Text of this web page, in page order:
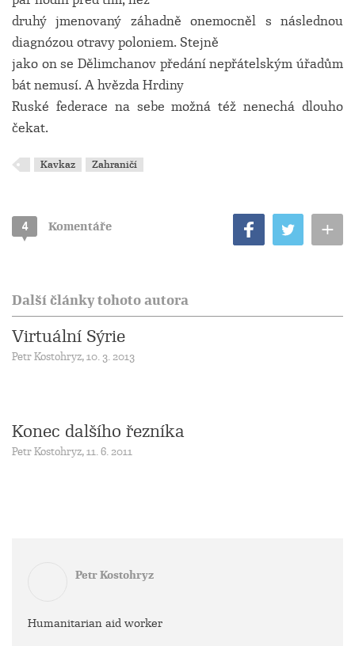
druhý jmenovaný záhadně onemocněl s následnou
diagnózou otravy poloniem. Stejně
jako on se Dělimchanov předání nepřátelským úřadům
bát nemusí. A hvězda Hrdiny
Ruské federace na sebe možná též nenechá dlouho
čekat.
Kavkaz Zahraničí
4 Komentáře +
Další články tohoto autora
Virtuální Sýrie
Petr Kostohryz, 10. 3. 2013
Konec dalšího řezníka
Petr Kostohryz, 11. 6. 2011
Petr Kostohryz
Humanitarian aid worker